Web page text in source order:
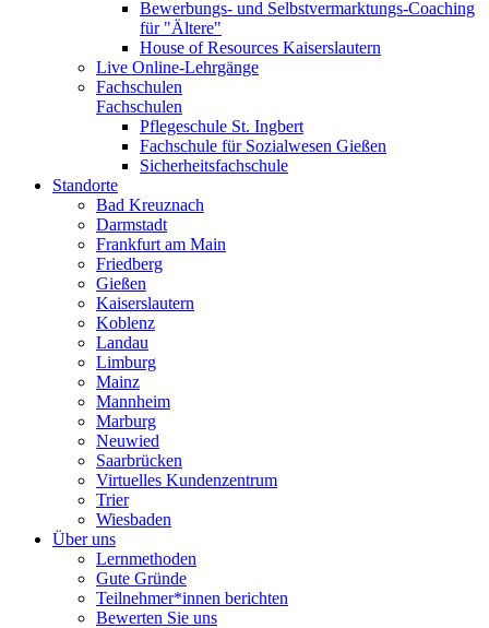
Bewerbungs- und Selbstvermarktungs-Coaching
für "Ältere"
House of Resources Kaiserslautern
Live Online-Lehrgänge
Fachschulen
Fachschulen
Pflegeschule St. Ingbert
Fachschule für Sozialwesen Gießen
Sicherheitsfachschule
Standorte
Bad Kreuznach
Darmstadt
Frankfurt am Main
Friedberg
Gießen
Kaiserslautern
Koblenz
Landau
Limburg
Mainz
Mannheim
Marburg
Neuwied
Saarbrücken
Virtuelles Kundenzentrum
Trier
Wiesbaden
Über uns
Lernmethoden
Gute Gründe
Teilnehmer*innen berichten
Bewerten Sie uns